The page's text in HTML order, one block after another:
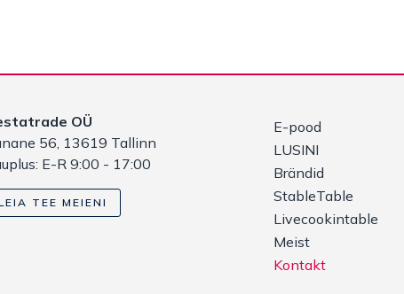
OÜ
56, 13619 Tallinn
E-R 9:00 - 17:00
TEE MEIENI
E-pood
LUSINI
Brändid
StableTable
Livecookintable
Meist
Kontakt